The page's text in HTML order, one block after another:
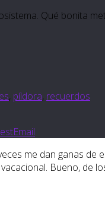
Qué bonita
, píldora, recuerdos
Email
me dan ganas
Bueno, de